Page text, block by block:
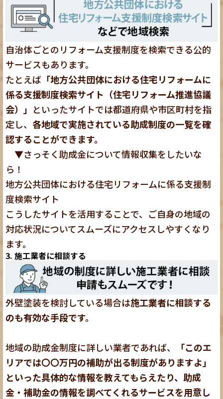
自治体ごとのリフォーム支援制度を検索できる公的
サービスもあります。
たとえば 「地方公共団体における住宅リフォームに
係る支援制度検索サイト（住宅リフォーム推進協議
会）」 といったサイトでは都道府県や市区町村を指
定し、 各地域で実施されている助成制度の一覧を確
認することができます。
▼さっそく助成金について情報収集をしたいな
ら！
地方公共団体における住宅リフォームに係る支援制
度検索サイト
こうしたサイトを活用することで、ご自身の地域の
対応状況についてスムーズにアクセスしやすくなり
ます。
3. 施工業者に相談する
外壁塗装を検討している場合は施工業者に相談する
のも有効な手段です。
地域の助成金制度に詳しい業者であれば、
「このエ
リアでは〇〇万円の補助が出る制度がありますよ」
といった具体的な情報を教えてもらえたり、助成
金・補助金の情報を調べてくれるサービスを用意し